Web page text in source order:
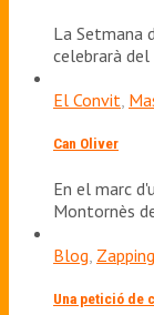
La Setmana
celebrarà
El Convit,
Can Oliver
En el marc
Montornès
Blog Zapping
Una petició de